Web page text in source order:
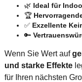
🌿 Ideal für
🏆
✅ Exzellente
🔑
Wenn Sie Wert auf
und starke Effekte
für Ihren nächsten